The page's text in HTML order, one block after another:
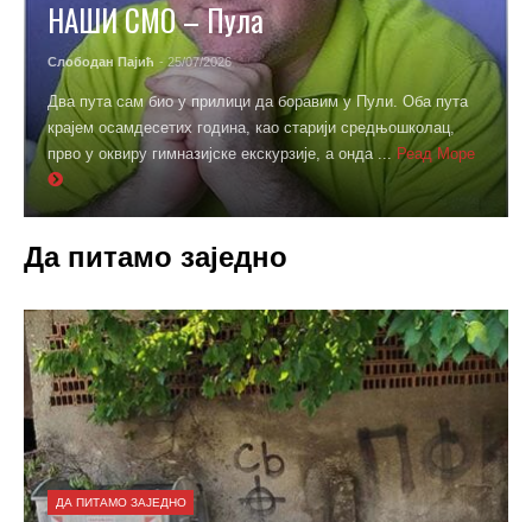
НАШИ СМО – Пула
Слободан Пајић - 25/07/2026
Два пута сам био у прилици да боравим у Пули. Оба пута
крајем осамдесетих година, као старији средњошколац,
прво у оквиру гимназијске екскурзије, а онда ... Реад Море
Да питамо заједно
ДА ПИТАМО ЗАЈЕДНО